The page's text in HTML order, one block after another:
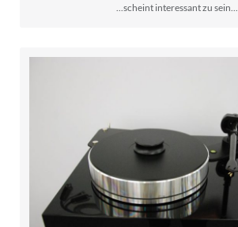
...scheint interessant zu sein...